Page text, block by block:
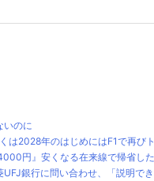
いのに
は2028年のはじめにはF1で再び
円』安くなる在来線で帰省し
UFJ銀行に問い合わせ、「説明